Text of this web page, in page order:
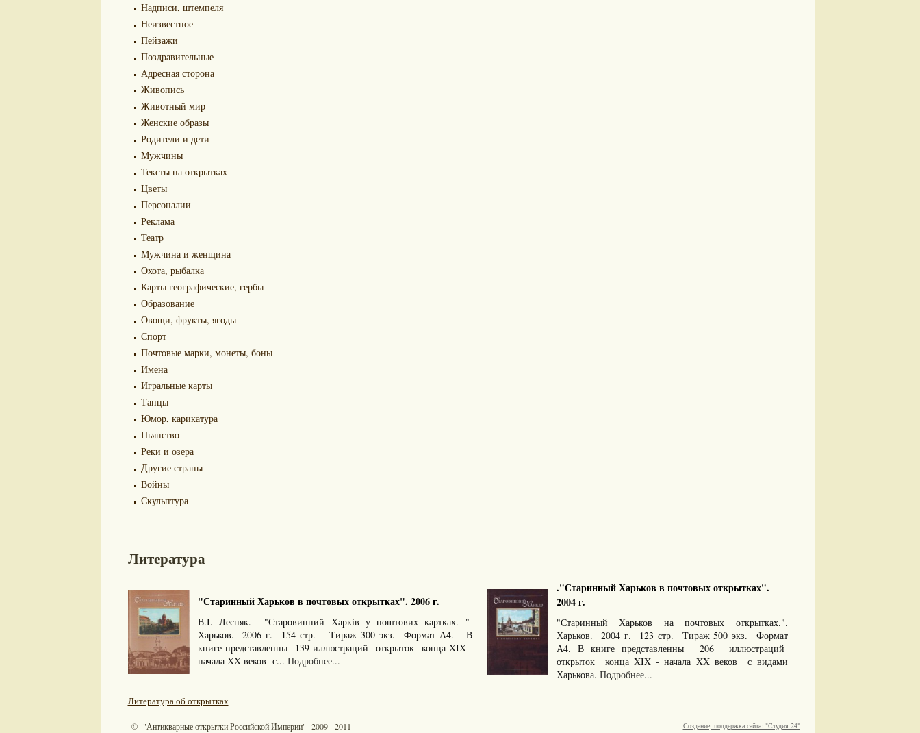
Надписи, штемпеля
Неизвестное
Пейзажи
Поздравительные
Адресная сторона
Живопись
Животный мир
Женские образы
Родители и дети
Мужчины
Тексты на открытках
Цветы
Персоналии
Реклама
Театр
Мужчина и женщина
Охота, рыбалка
Карты географические, гербы
Образование
Овощи, фрукты, ягоды
Спорт
Почтовые марки, монеты, боны
Имена
Игральные карты
Танцы
Юмор, карикатура
Пьянство
Реки и озера
Другие страны
Войны
Скульптура
Литература
"Старинный Харьков в почтовых открытках". 2006 г.
В.I. Лесняк. "Старовинний Харкiв у поштових картках. "
Харьков. 2006 г. 154 стр. Тираж 300 экз. Формат А4. В
книге представленны 139 иллюстраций открыток конца XIX -
начала XX веков с... Подробнее...
."Старинный Харьков в почтовых открытках".
2004 г.
"Старинный Харьков на почтовых открытках.".
Харьков. 2004 г. 123 стр. Тираж 500 экз. Формат
А4. В книге представленны 206 иллюстраций
открыток конца XIX - начала XX веков с видами
Харькова. Подробнее...
Литература об открытках
© "Антикварные открытки Российской Империи" 2009 - 2011 Создание, поддержка сайта: "Студия 24"